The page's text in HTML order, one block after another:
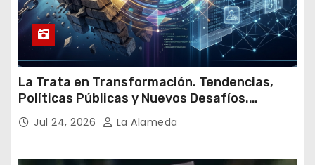
La Trata en Transformación. Tendencias,
Políticas Públicas y Nuevos Desafíos.
Argentina y el Mundo – Julio 2026
Jul 24, 2026 La Alameda